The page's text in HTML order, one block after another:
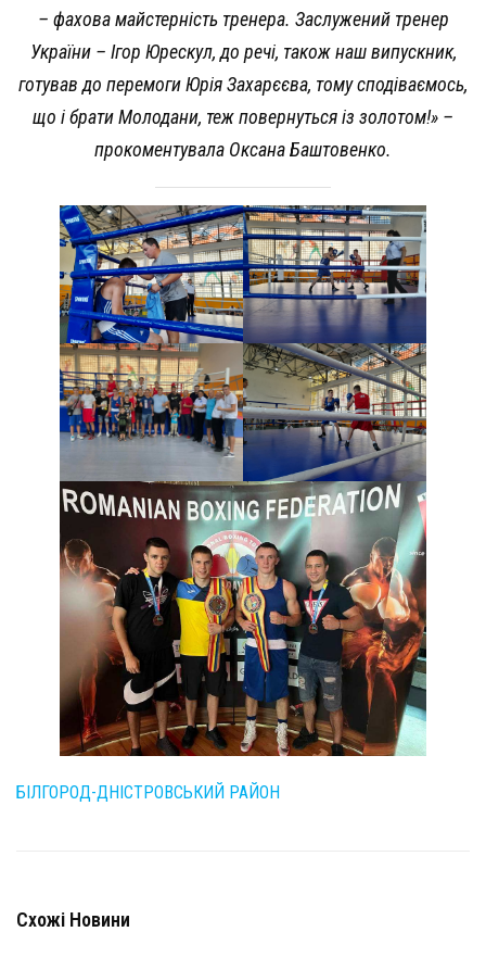
– фахова майстерність тренера. Заслужений тренер
України – Ігор Юрескул, до речі, також наш випускник,
готував до перемоги Юрія Захарєєва, тому сподіваємось,
що і брати Молодани, теж повернуться із золотом!» –
прокоментувала Оксана Баштовенко.
БІЛГОРОД-ДНІСТРОВСЬКИЙ РАЙОН
Схожі Новини